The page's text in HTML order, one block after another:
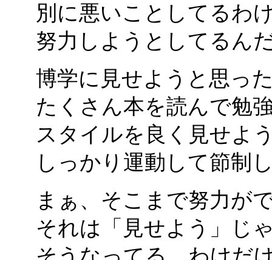
別に悪いことしてるわ
努力しようとしてるん
博学に見せようと思っ
たくさん本を読んで勉
スタイルを良く見せよ
しっかり運動して節制
まぁ、そこまで努力が
それは「見せよう」じ